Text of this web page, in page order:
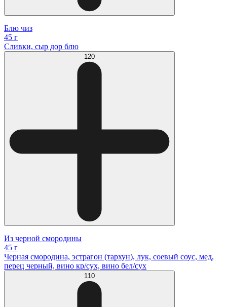
Блю чиз
45 г
Сливки, сыр дор блю
120
Из черной смородины
45 г
Черная смородина, эстрагон (тархун), лук, соевый соус, мед,
перец черный, вино кр/сух, вино бел/сух
110